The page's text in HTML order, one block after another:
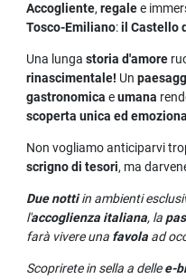
Accogliente, regalee
Tosco-Emiliano:il Castello
Una lunga storia d'amore
rinascimentale! Un
gastronomica eumana
scoperta unica ed
Non vogliamo anticiparvi
scrigno di tesori, ma
Due nottiin ambienti
l'accoglienza italiana, la
farà vivere una favola ad
Scoprirete in sella a dellee-